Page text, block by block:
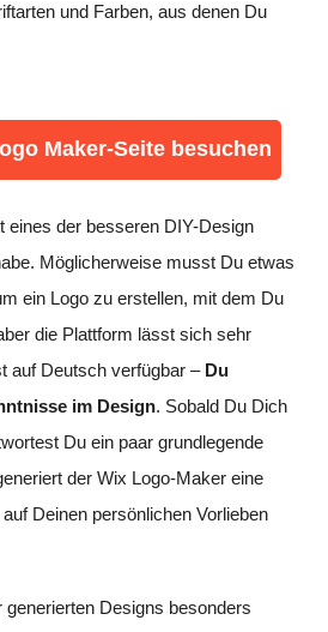
und Farben, aus denen Du
Maker-Seite besuchen
eines der besseren DIY-Design
Möglicherweise musst Du etwas
ein Logo zu erstellen, mit dem Du
die Plattform lässt sich sehr
auf Deutsch verfügbar – Du
im Design. Sobald Du Dich
Du ein paar grundlegende
der Wix Logo-Maker eine
Deinen persönlichen Vorlieben
Designs besonders